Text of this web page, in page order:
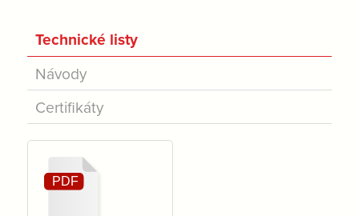
Technické listy
Návody
Certifikáty